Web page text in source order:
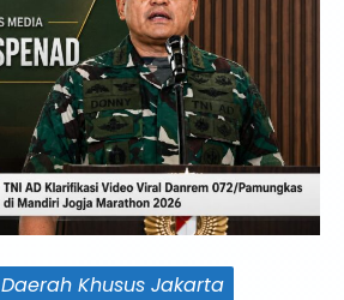
Daerah Khusus Jakarta